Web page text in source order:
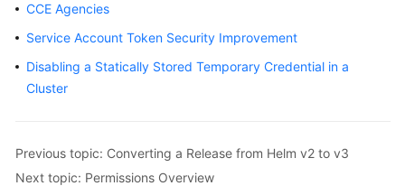
Kubernetes
Basics
Started
CCE Agencies
Service Account Token Security Improvement
Disabling a Statically Stored Temporary Credential in a
Cluster
Previous topic: Converting a Release from Helm v2 to v3
Next topic: Permissions Overview